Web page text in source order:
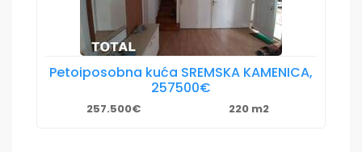
Petoiposobna kuća SREMSKA KAMENICA,
257500€
257.500€ 220 m2